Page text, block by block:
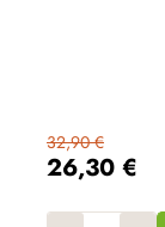
26,30 €
32,90 €